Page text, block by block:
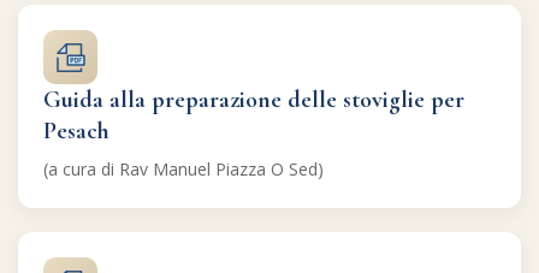
Guida alla preparazione delle stoviglie per
Pesach
(a cura di Rav Manuel Piazza O Sed)